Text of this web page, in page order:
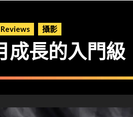
Reviews 攝影
成長的入門